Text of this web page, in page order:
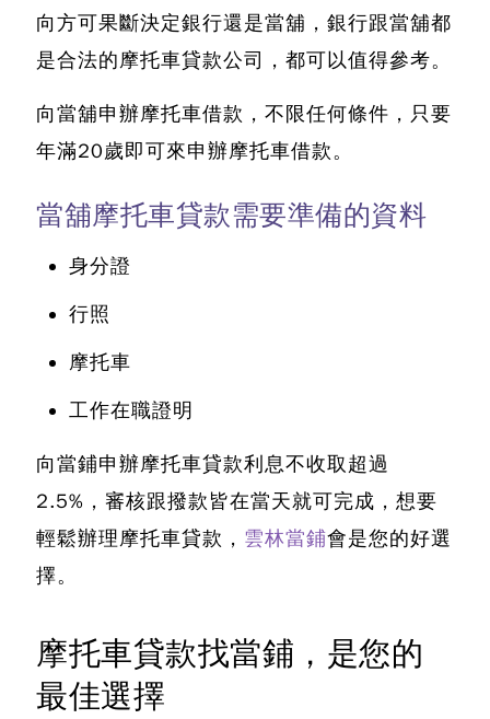
向方可果斷決定銀行還是當舖， 銀行跟當舖都
是合法的摩托車貸款公司 ，都可以值得參考。
向當舖申辦摩托車借款，不限任何條件 ，只要
年滿20歲即可來申辦摩托車借款。
當舖摩托車貸款需要準備的資料
身分證
行照
摩托車
工作在職證明
向當鋪申辦摩托車貸款利息不收取超過
2.5% ，審核跟撥款皆在當天就可完成，想要
輕鬆辦理摩托車貸款， 雲林當鋪會是您的好選
擇。
摩托車貸款找當鋪，是您的
最佳選擇